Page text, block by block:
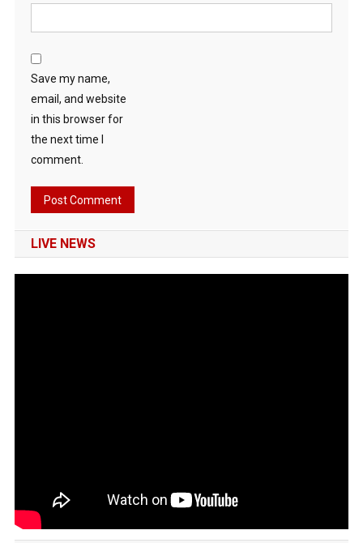
Save my name,
email, and website
in this browser for
the next time I
comment.
LIVE NEWS